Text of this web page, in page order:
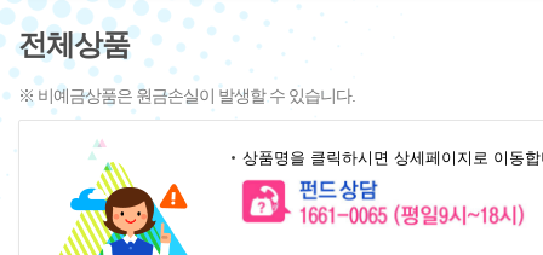
전체상품
※ 비예금상품은 원금손실이 발생할 수 있습니다.
상품명을 클릭하시면 상세페이지로 이동